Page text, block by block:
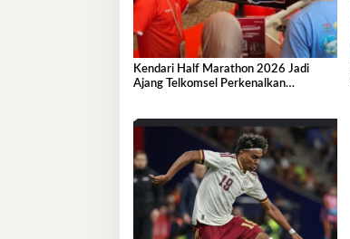
Kendari Half Marathon 2026 Jadi
Ajang Telkomsel Perkenalkan